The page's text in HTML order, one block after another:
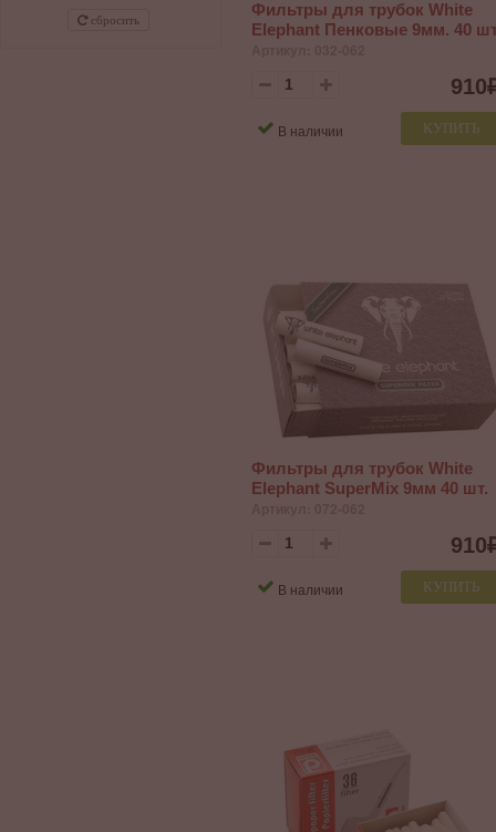
сбросить
Фильтры для трубок White
Elephant Пенковые 9мм. 40
910
КУПИТЬ
В наличии
Фильтры для трубок White
Elephant SuperMix 9мм 40 шт.
910
КУПИТЬ
В наличии